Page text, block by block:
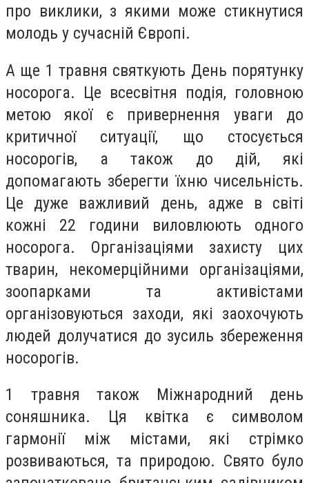
про виклики, з якими може стикнутися
молодь у сучасній Європі.
А ще 1 травня святкують День порятунку
носорога. Це всесвітня подія, головною
метою якої є привернення уваги до
критичної ситуації, що стосується
носорогів, а також до дій, які
допомагають зберегти їхню чисельність.
Це дуже важливий день, адже в світі
кожні 22 години виловлюють одного
носорога. Організаціями захисту цих
тварин, некомерційними організаціями,
зоопарками та активістами
організовуються заходи, які заохочують
людей долучатися до зусиль збереження
носорогів.
1 травня також Міжнародний день
соняшника. Ця квітка є символом
гармонії між містами, які стрімко
розвиваються, та природою. Свято було